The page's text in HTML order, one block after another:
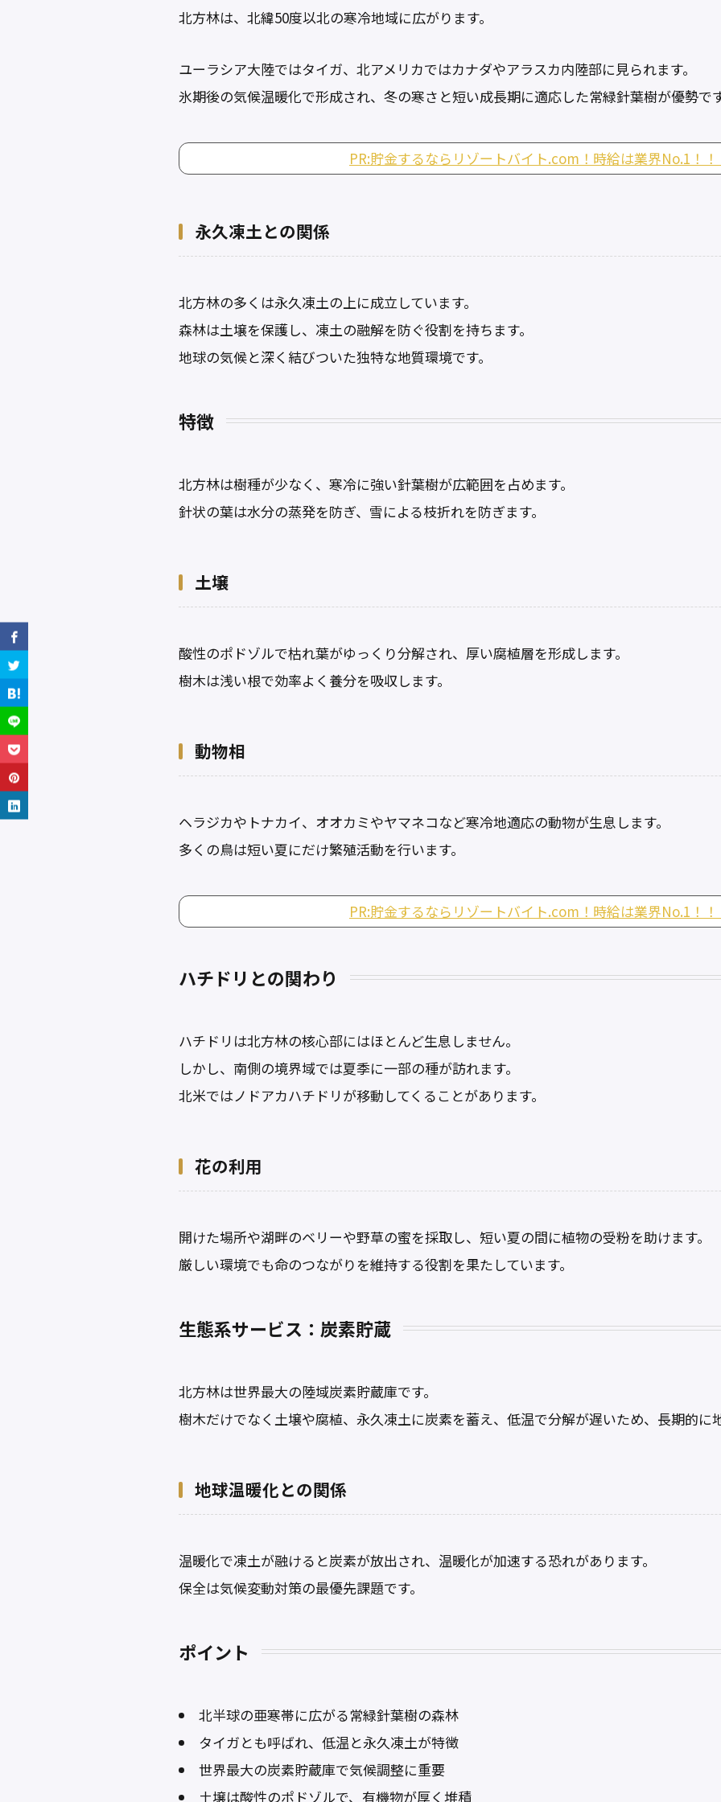
北方林は、北緯50度以北の寒冷地域に広がります。
ユーラシア大陸ではタイガ、北アメリカではカナダやアラスカ内陸部に見られます。
氷期後の気候温暖化で形成され、冬の寒さと短い成長期に適応した常緑針葉樹が優勢で
PR:貯金するならリゾートバイト.com！時給は業界No.1！
永久凍土との関係
北方林の多くは永久凍土の上に成立しています。
森林は土壌を保護し、凍土の融解を防ぐ役割を持ちます。
地球の気候と深く結びついた独特な地質環境です。
特徴
北方林は樹種が少なく、寒冷に強い針葉樹が広範囲を占めます。
針状の葉は水分の蒸発を防ぎ、雪による枝折れを防ぎます。
土壌
酸性のポドゾルで枯れ葉がゆっくり分解され、厚い腐植層を形成します。
樹木は浅い根で効率よく養分を吸収します。
動物相
ヘラジカやトナカイ、オオカミやヤマネコなど寒冷地適応の動物が生息します。
多くの鳥は短い夏にだけ繁殖活動を行います。
PR:貯金するならリゾートバイト.com！時給は業界No.1！
ハチドリとの関わり
ハチドリは北方林の核心部にはほとんど生息しません。
しかし、南側の境界域では夏季に一部の種が訪れます。
北米ではノドアカハチドリが移動してくることがあります。
花の利用
開けた場所や湖畔のベリーや野草の蜜を採取し、短い夏の間に植物の受粉を助けます。
厳しい環境でも命のつながりを維持する役割を果たしています。
生態系サービス：炭素貯蔵
北方林は世界最大の陸域炭素貯蔵庫です。
樹木だけでなく土壌や腐植、永久凍土に炭素を蓄え、低温で分解が遅いため、長期的に
地球温暖化との関係
温暖化で凍土が融けると炭素が放出され、温暖化が加速する恐れがあります。
保全は気候変動対策の最優先課題です。
ポイント
北半球の亜寒帯に広がる常緑針葉樹の森林
タイガとも呼ばれ、低温と永久凍土が特徴
世界最大の炭素貯蔵庫で気候調整に重要
土壌は酸性のポドゾルで、有機物が厚く堆積